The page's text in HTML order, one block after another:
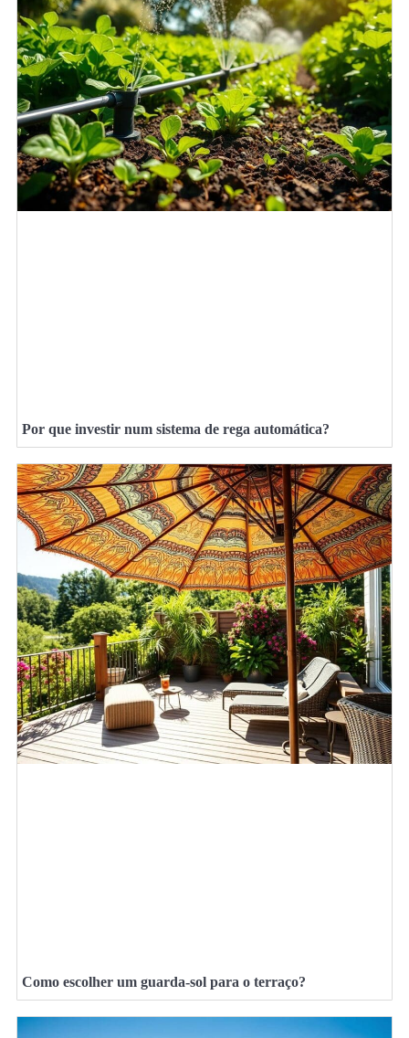
Por que investir num sistema de rega automática?
Como escolher um guarda-sol para o terraço?